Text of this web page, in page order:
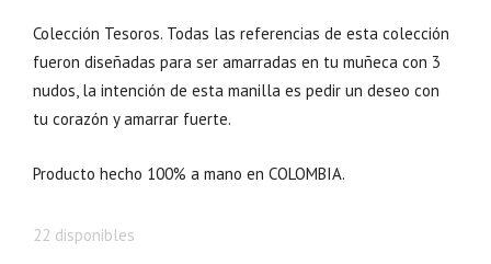
Colección Tesoros. Todas las referencias de esta colección
fueron diseñadas para ser amarradas en tu muñeca con 3
nudos, la intención de esta manilla es pedir un deseo con
tu corazón y amarrar fuerte.
Producto hecho 100% a mano en COLOMBIA.
22 disponibles